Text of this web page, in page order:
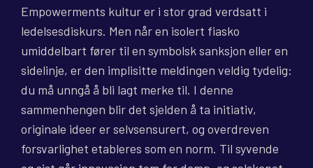
Empowerments kultur er i stor grad verdsatt i
ledelsesdiskurs. Men når en isolert fiasko
umiddelbart fører til en symbolsk sanksjon eller en
sidelinje, er den implisitte meldingen veldig tydelig:
du må unngå å bli lagt merke til. I denne
sammenhengen blir det sjelden å ta initiativ,
originale ideer er selvsensurert, og overdreven
forsvarlighet etableres som en norm. Til syvende